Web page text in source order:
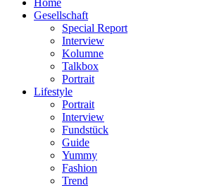
Home
Gesellschaft
Special Report
Interview
Kolumne
Talkbox
Portrait
Lifestyle
Portrait
Interview
Fundstück
Guide
Yummy
Fashion
Trend